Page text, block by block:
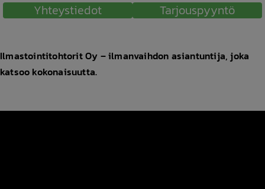
Yhteystiedot Tarjouspyyntö
Ilmastointitohtorit Oy – ilmanvaihdon asiantuntija, joka
katsoo kokonaisuutta.